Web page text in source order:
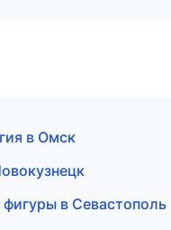
в Омск
в Севастополь